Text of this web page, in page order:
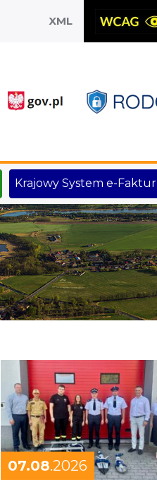
XML
Krajowy System e-Faktur
07.08.2026